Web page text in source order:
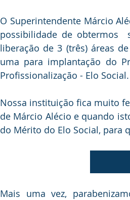
O Superintendente Márcio
possibilidade de obtermos
liberação de 3 (três) áreas
uma para implantação do
Profissionalização - Elo Social.
Nossa instituição fica muito
de Márcio Alécio e quando
do Mérito do Elo Social, para
Mais uma vez,